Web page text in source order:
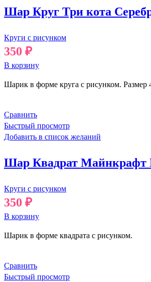
Шар Круг Три кота
Круги с рисунком
350 ₽
В корзину
Шарик в форме круга с рисунком. Размер
Сравнить
Быстрый просмотр
Добавить в список желаний
Шар Квадрат Майнкрафт
Круги с рисунком
350 ₽
В корзину
Шарик в форме квадрата с рисунком.
Сравнить
Быстрый просмотр